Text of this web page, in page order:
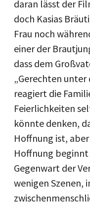
daran lässt der
doch Kasias
Frau noch
einer der
dass dem
„Gerechten
reagiert die
Feierlichkeiten
könnte denken,
Hoffnung ist,
Hoffnung beginnt
Gegenwart der
wenigen Szenen,